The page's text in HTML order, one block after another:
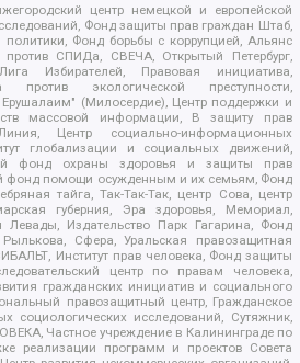
центр немецкой и европейской
Фонд защиты прав граждан Штаб,
политики, Фонд борьбы с коррупцией, Альянс
СПИДа, СВЕЧА, Открытый Петербург,
Избирателей, Правовая инициатива,
против экологической преступности,
(Милосердие), Центр поддержки и
массовой информации, В защиту прав
Центр социально-информационных
глобализации и социальных движений,
фонд охраны здоровья и защиты прав
фонд помощи осужденным и их семьям, Фонд
тайга, Так-Так-Так, центр Сова, центр
губерния, Эра здоровья, Мемориал,
Издательство Парк Гагарина, Фонд
Сфера, Уральская правозащитная
Институт прав человека, Фонд защиты
центр по правам человека,
гражданских инициатив и социального
правозащитный центр, Гражданское
социологических исследований, Сутяжник,
Частное учреждение в Калининграде по
реализации программ и проектов Совета